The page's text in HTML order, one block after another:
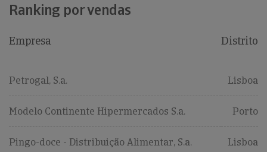
Ranking por vendas
Empresa Distrito
Petrogal, S.a. Lisboa
Modelo Continente Hipermercados S.a. Porto
Pingo-doce - Distribuição Alimentar, S.a. Lisboa